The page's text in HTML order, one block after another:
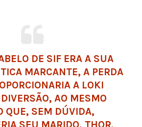
DE SIF ERA A SUA
MARCANTE, A PERDA
A LOKI
AO MESMO
QUE, SEM DÚVIDA,
SEU MARIDO, THOR.